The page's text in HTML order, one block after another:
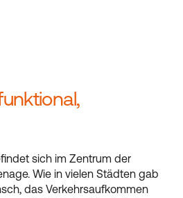
sich im Zentrum der
Wie in vielen Städten gab
das Verkehrsaufkommen